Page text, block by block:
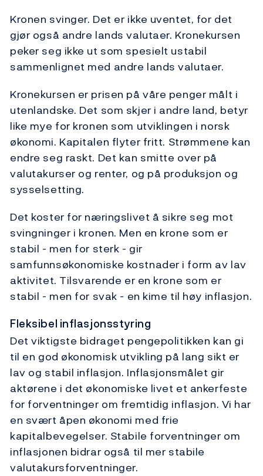
Kronen svinger. Det er ikke uventet, for det
gjør også andre lands valutaer. Kronekursen
peker seg ikke ut som spesielt ustabil
sammenlignet med andre lands valutaer.
Kronekursen er prisen på våre penger målt i
utenlandske. Det som skjer i andre land, betyr
like mye for kronen som utviklingen i norsk
økonomi. Kapitalen flyter fritt. Strømmene kan
endre seg raskt. Det kan smitte over på
valutakurser og renter, og på produksjon og
sysselsetting.
Det koster for næringslivet å sikre seg mot
svingninger i kronen. Men en krone som er
stabil - men for sterk - gir
samfunnsøkonomiske kostnader i form av lav
aktivitet. Tilsvarende er en krone som er
stabil - men for svak - en kime til høy inflasjon.
Fleksibel inflasjonsstyring
Det viktigste bidraget pengepolitikken kan gi
til en god økonomisk utvikling på lang sikt er
lav og stabil inflasjon. Inflasjonsmålet gir
aktørene i det økonomiske livet et ankerfeste
for forventninger om fremtidig inflasjon. Vi har
en svært åpen økonomi med frie
kapitalbevegelser. Stabile forventninger om
inflasjonen bidrar også til mer stabile
valutakursforventninger.